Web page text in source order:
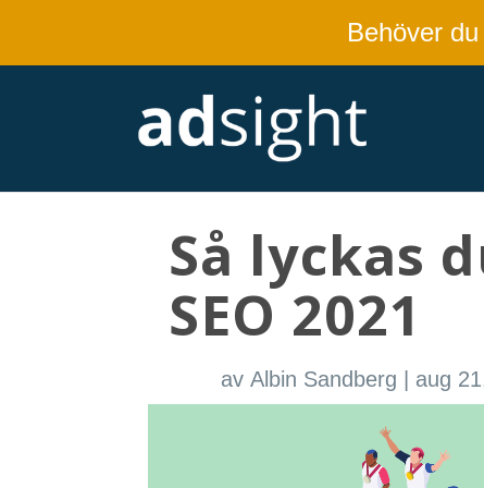
Behöver
Så lyckas
SEO 2021
avAlbin Sandberg aug